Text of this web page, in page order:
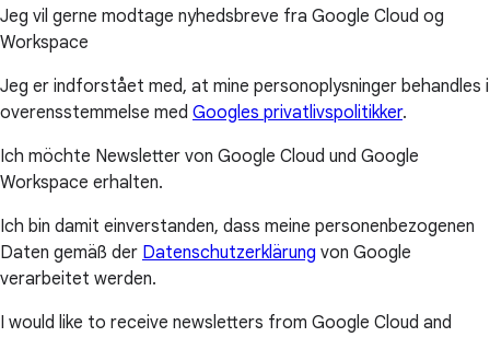
Jeg vil gerne modtage nyhedsbreve fra Google Cloud og
Workspace
Jeg er indforstået med, at mine personoplysninger behandles i
overensstemmelse med Googles privatlivspolitikker.
Ich möchte Newsletter von Google Cloud und Google
Workspace erhalten.
Ich bin damit einverstanden, dass meine personenbezogenen
Daten gemäß der Datenschutzerklärung von Google
verarbeitet werden.
I would like to receive newsletters from Google Cloud and